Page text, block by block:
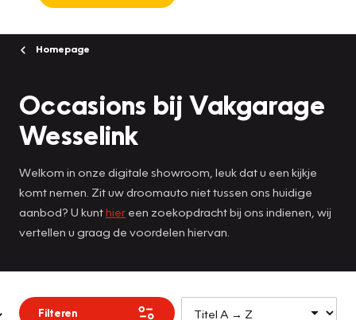
Homepage
Occasions bij Vakgarage
Wesselink
Welkom in onze digitale showroom, leuk dat u een kijkje
komt nemen. Zit uw droomauto niet tussen ons huidige
aanbod? U kunthier een zoekopdracht bij ons indienen, wij
vertellen u graag de voordelen hiervan.
Filteren